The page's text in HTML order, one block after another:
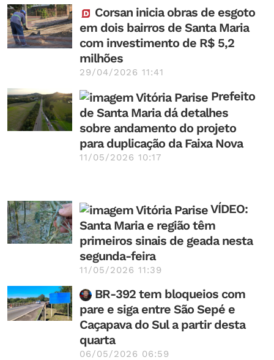
Corsan inicia obras de esgoto
em dois bairros de Santa Maria
com investimento de R$ 5,2
milhões
29/04/2026 11:41
Prefeito
de Santa Maria dá detalhes
sobre andamento do projeto
para duplicação da Faixa Nova
11/05/2026 10:17
VÍDEO:
Santa Maria e região têm
primeiros sinais de geada nesta
segunda-feira
11/05/2026 11:39
BR-392 tem bloqueios com
pare e siga entre São Sepé e
Caçapava do Sul a partir desta
quarta
06/05/2026 06:59